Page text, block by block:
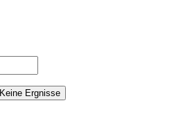
Keine Ergnisse